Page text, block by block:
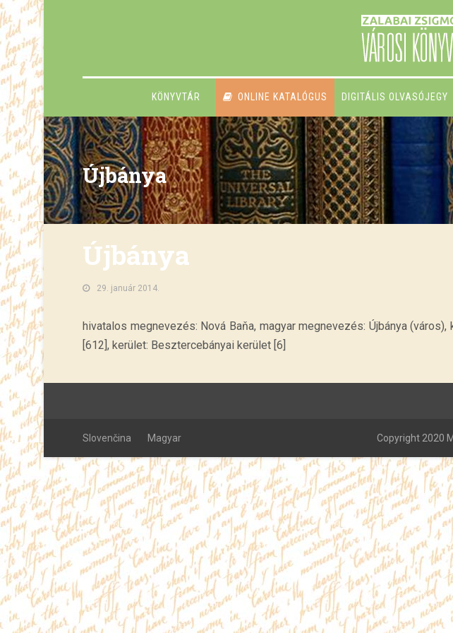
KÖNYVTÁR ONLINE KATALÓGUS DIGITÁLIS OLVASÓJEGY
Újbánya
Újbánya
29. január 2014.
hivatalos megnevezés: Nová Baňa, magyar megnevezés: Újbánya (város),
[612], kerület: Besztercebányai kerület [6]
Slovenčina Magyar Copyright 2020